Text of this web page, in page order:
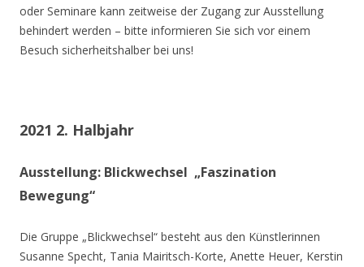
oder Seminare kann zeitweise der Zugang zur Ausstellung
behindert werden – bitte informieren Sie sich vor einem
Besuch sicherheitshalber bei uns!
2021 2. Halbjahr
Ausstellung: Blickwechsel „Faszination
Bewegung“
Die Gruppe „Blickwechsel“ besteht aus den Künstlerinnen
Susanne Specht, Tania Mairitsch-Korte, Anette Heuer, Kerstin